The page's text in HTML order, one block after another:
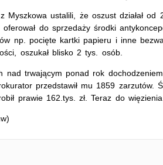
Myszkowa ustalili, że oszust działał
do sprzedaży środki
np. pocięte kartki papieru i inne
oszukał blisko 2 tys. osób.
nad trwającym ponad rok
przedstawił mu 1859 zarzutów.
prawie 162.tys. zł. Teraz do